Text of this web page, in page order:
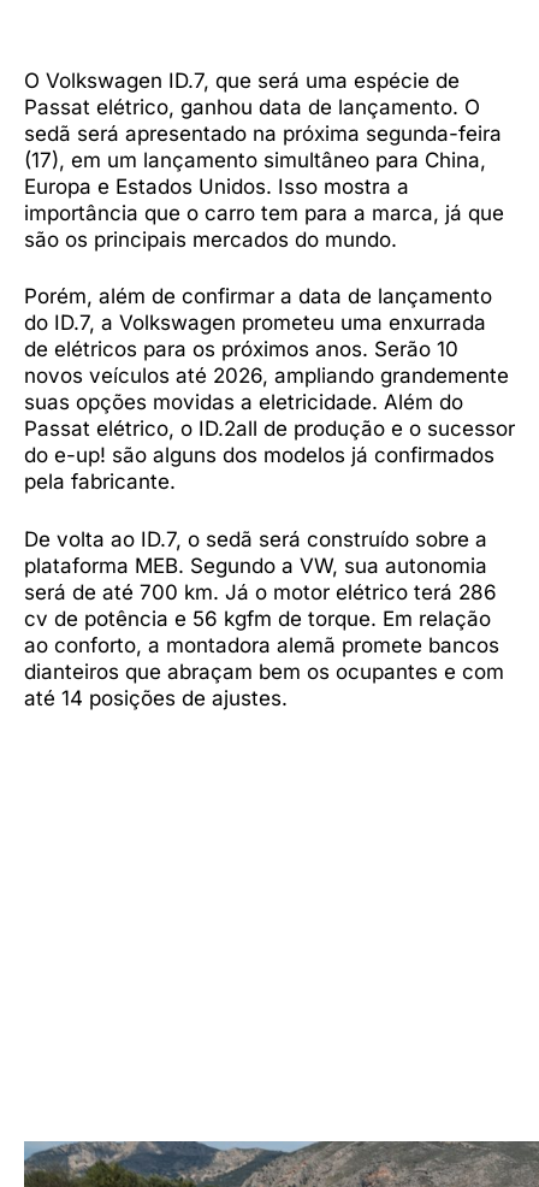
O Volkswagen ID.7, que será uma espécie de
Passat elétrico, ganhou data de lançamento. O
sedã será apresentado na próxima segunda-feira
(17), em um lançamento simultâneo para China,
Europa e Estados Unidos. Isso mostra a
importância que o carro tem para a marca, já que
são os principais mercados do mundo.
Porém, além de confirmar a data de lançamento
do ID.7, a Volkswagen prometeu uma enxurrada
de elétricos para os próximos anos. Serão 10
novos veículos até 2026, ampliando grandemente
suas opções movidas a eletricidade. Além do
Passat elétrico, o ID.2all de produção e o sucessor
do e-up! são alguns dos modelos já confirmados
pela fabricante.
De volta ao ID.7, o sedã será construído sobre a
plataforma MEB. Segundo a VW, sua autonomia
será de até 700 km. Já o motor elétrico terá 286
cv de potência e 56 kgfm de torque. Em relação
ao conforto, a montadora alemã promete bancos
dianteiros que abraçam bem os ocupantes e com
até 14 posições de ajustes.